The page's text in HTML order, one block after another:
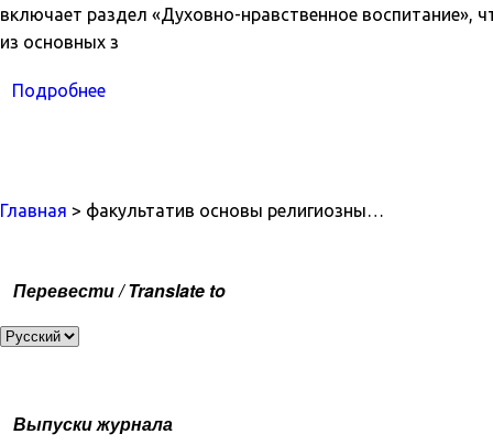
включает раздел «Духовно-нравственное воспитание»,
из основных з
Подробнее
Главная > факультатив основы религиозны…
Перевести / Translate to
Выпуски журнала